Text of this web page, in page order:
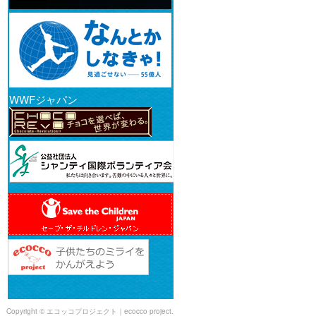
WWFジャパン
Copyright © エコッコプロジェクト｜ecocco project.